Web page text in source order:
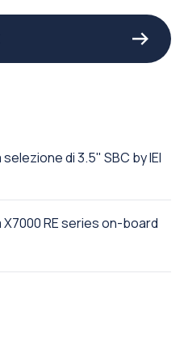
selezione di 3.5" SBC by IEI
RE series on-board